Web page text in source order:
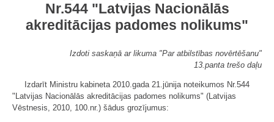
Nr.544 "Latvijas Nacionālās
akreditācijas padomes nolikums"
Izdoti saskaņā ar likuma "Par atbilstības novērtēšanu"
13.panta trešo daļu
Izdarīt Ministru kabineta 2010.gada 21.jūnija noteikumos Nr.544
"Latvijas Nacionālās akreditācijas padomes nolikums" (Latvijas
Vēstnesis, 2010, 100.nr.) šādus grozījumus: